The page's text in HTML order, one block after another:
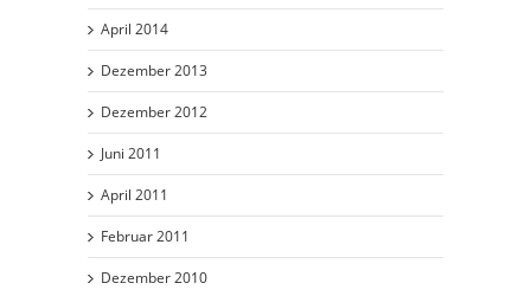
April 2014
Dezember 2013
Dezember 2012
Juni 2011
April 2011
Februar 2011
Dezember 2010